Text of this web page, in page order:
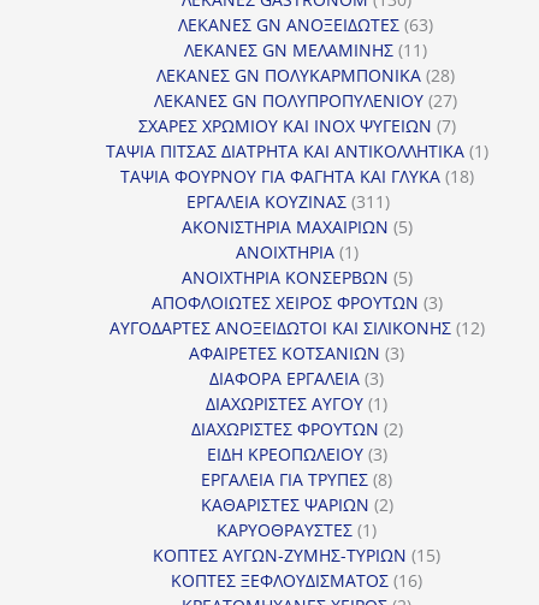
προϊόντα
ΛΕΚΑΝΕΣ GN ΑΝΟΞΕΙΔΩΤΕΣ 6363
ΛΕΚΑΝΕΣ GN ΜΕΛΑΜΙΝΗΣ 1111
προϊόντα
ΛΕΚΑΝΕΣ GN ΠΟΛΥΚΑΡΜΠΟΝΙΚΑ 2828
προϊόντα
ΛΕΚΑΝΕΣ GN ΠΟΛΥΠΡΟΠΥΛΕΝΙΟΥ 2727
προϊόντα
ΣΧΑΡΕΣ ΧΡΩΜΙΟΥ ΚΑΙ INOX ΨΥΓΕΙΩΝ 77
προϊόντα
ΤΑΨΙΑ ΠΙΤΣΑΣ ΔΙΑΤΡΗΤΑ ΚΑΙ ΑΝΤΙΚΟΛΛΗΤΙΚΑ 11
ΤΑΨΙΑ ΦΟΥΡΝΟΥ ΓΙΑ ΦΑΓΗΤΑ ΚΑΙ ΓΛΥΚΑ 1818
ΕΡΓΑΛΕΙΑ ΚΟΥΖΙΝΑΣ 311311
προϊόντα
ΑΚΟΝΙΣΤΗΡΙΑ ΜΑΧΑΙΡΙΩΝ 55
ΑΝΟΙΧΤΗΡΙΑ 11
προϊόν
ΑΝΟΙΧΤΗΡΙΑ ΚΟΝΣΕΡΒΩΝ 55
προϊόντα
ΑΠΟΦΛΟΙΩΤΕΣ ΧΕΙΡΟΣ ΦΡΟΥΤΩΝ 33
προϊόντα
ΑΥΓΟΔΑΡΤΕΣ ΑΝΟΞΕΙΔΩΤΟΙ ΚΑΙ ΣΙΛΙΚΟΝΗΣ 1212
ΑΦΑΙΡΕΤΕΣ ΚΟΤΣΑΝΙΩΝ 33
ΔΙΑΦΟΡΑ ΕΡΓΑΛΕΙΑ 33
προϊόντα
ΔΙΑΧΩΡΙΣΤΕΣ ΑΥΓΟΥ 11
προϊόν
ΔΙΑΧΩΡΙΣΤΕΣ ΦΡΟΥΤΩΝ 22
ΕΙΔΗ ΚΡΕΟΠΩΛΕΙΟΥ 33
προϊόντα
ΕΡΓΑΛΕΙΑ ΓΙΑ ΤΡΥΠΕΣ 88
προϊόντα
ΚΑΘΑΡΙΣΤΕΣ ΨΑΡΙΩΝ 22
ΚΑΡΥΟΘΡΑΥΣΤΕΣ 11
προϊόν
ΚΟΠΤΕΣ ΑΥΓΩΝ-ΖΥΜΗΣ-ΤΥΡΙΩΝ 1515
ΚΟΠΤΕΣ ΞΕΦΛΟΥΔΙΣΜΑΤΟΣ 1616